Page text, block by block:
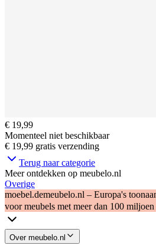
€ 19,99
Momenteel niet beschikbaar
€ 19,99 gratis verzending
Terug naar categorie
Meer ontdekken op meubelo.nl
Overige
moebel.demeubelo.nl – Europa's
voor meubels met meer dan 100
Over meubelo.nl